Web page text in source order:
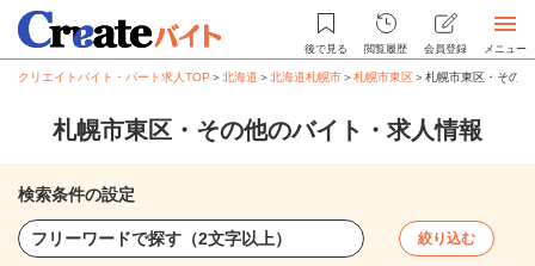
後で見る 閲覧履歴 会員登録 メニュー
クリエイトバイト・パート求人TOP ＞北海道 ＞北海道札幌市＞札幌市東区＞札幌市東区・その
札幌市東区・その他のバイト・求人情報
検索条件の設定
絞り込む